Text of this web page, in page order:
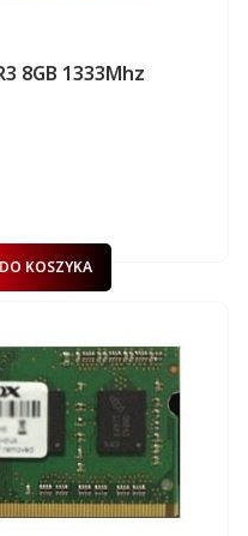
8GB 1333Mhz
DO KOSZYKA